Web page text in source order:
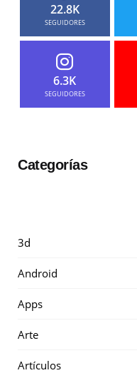
22.8K
SEGUIDORES
6.3K
SEGUIDORES
Categorías
3d
Android
Apps
Arte
Artículos